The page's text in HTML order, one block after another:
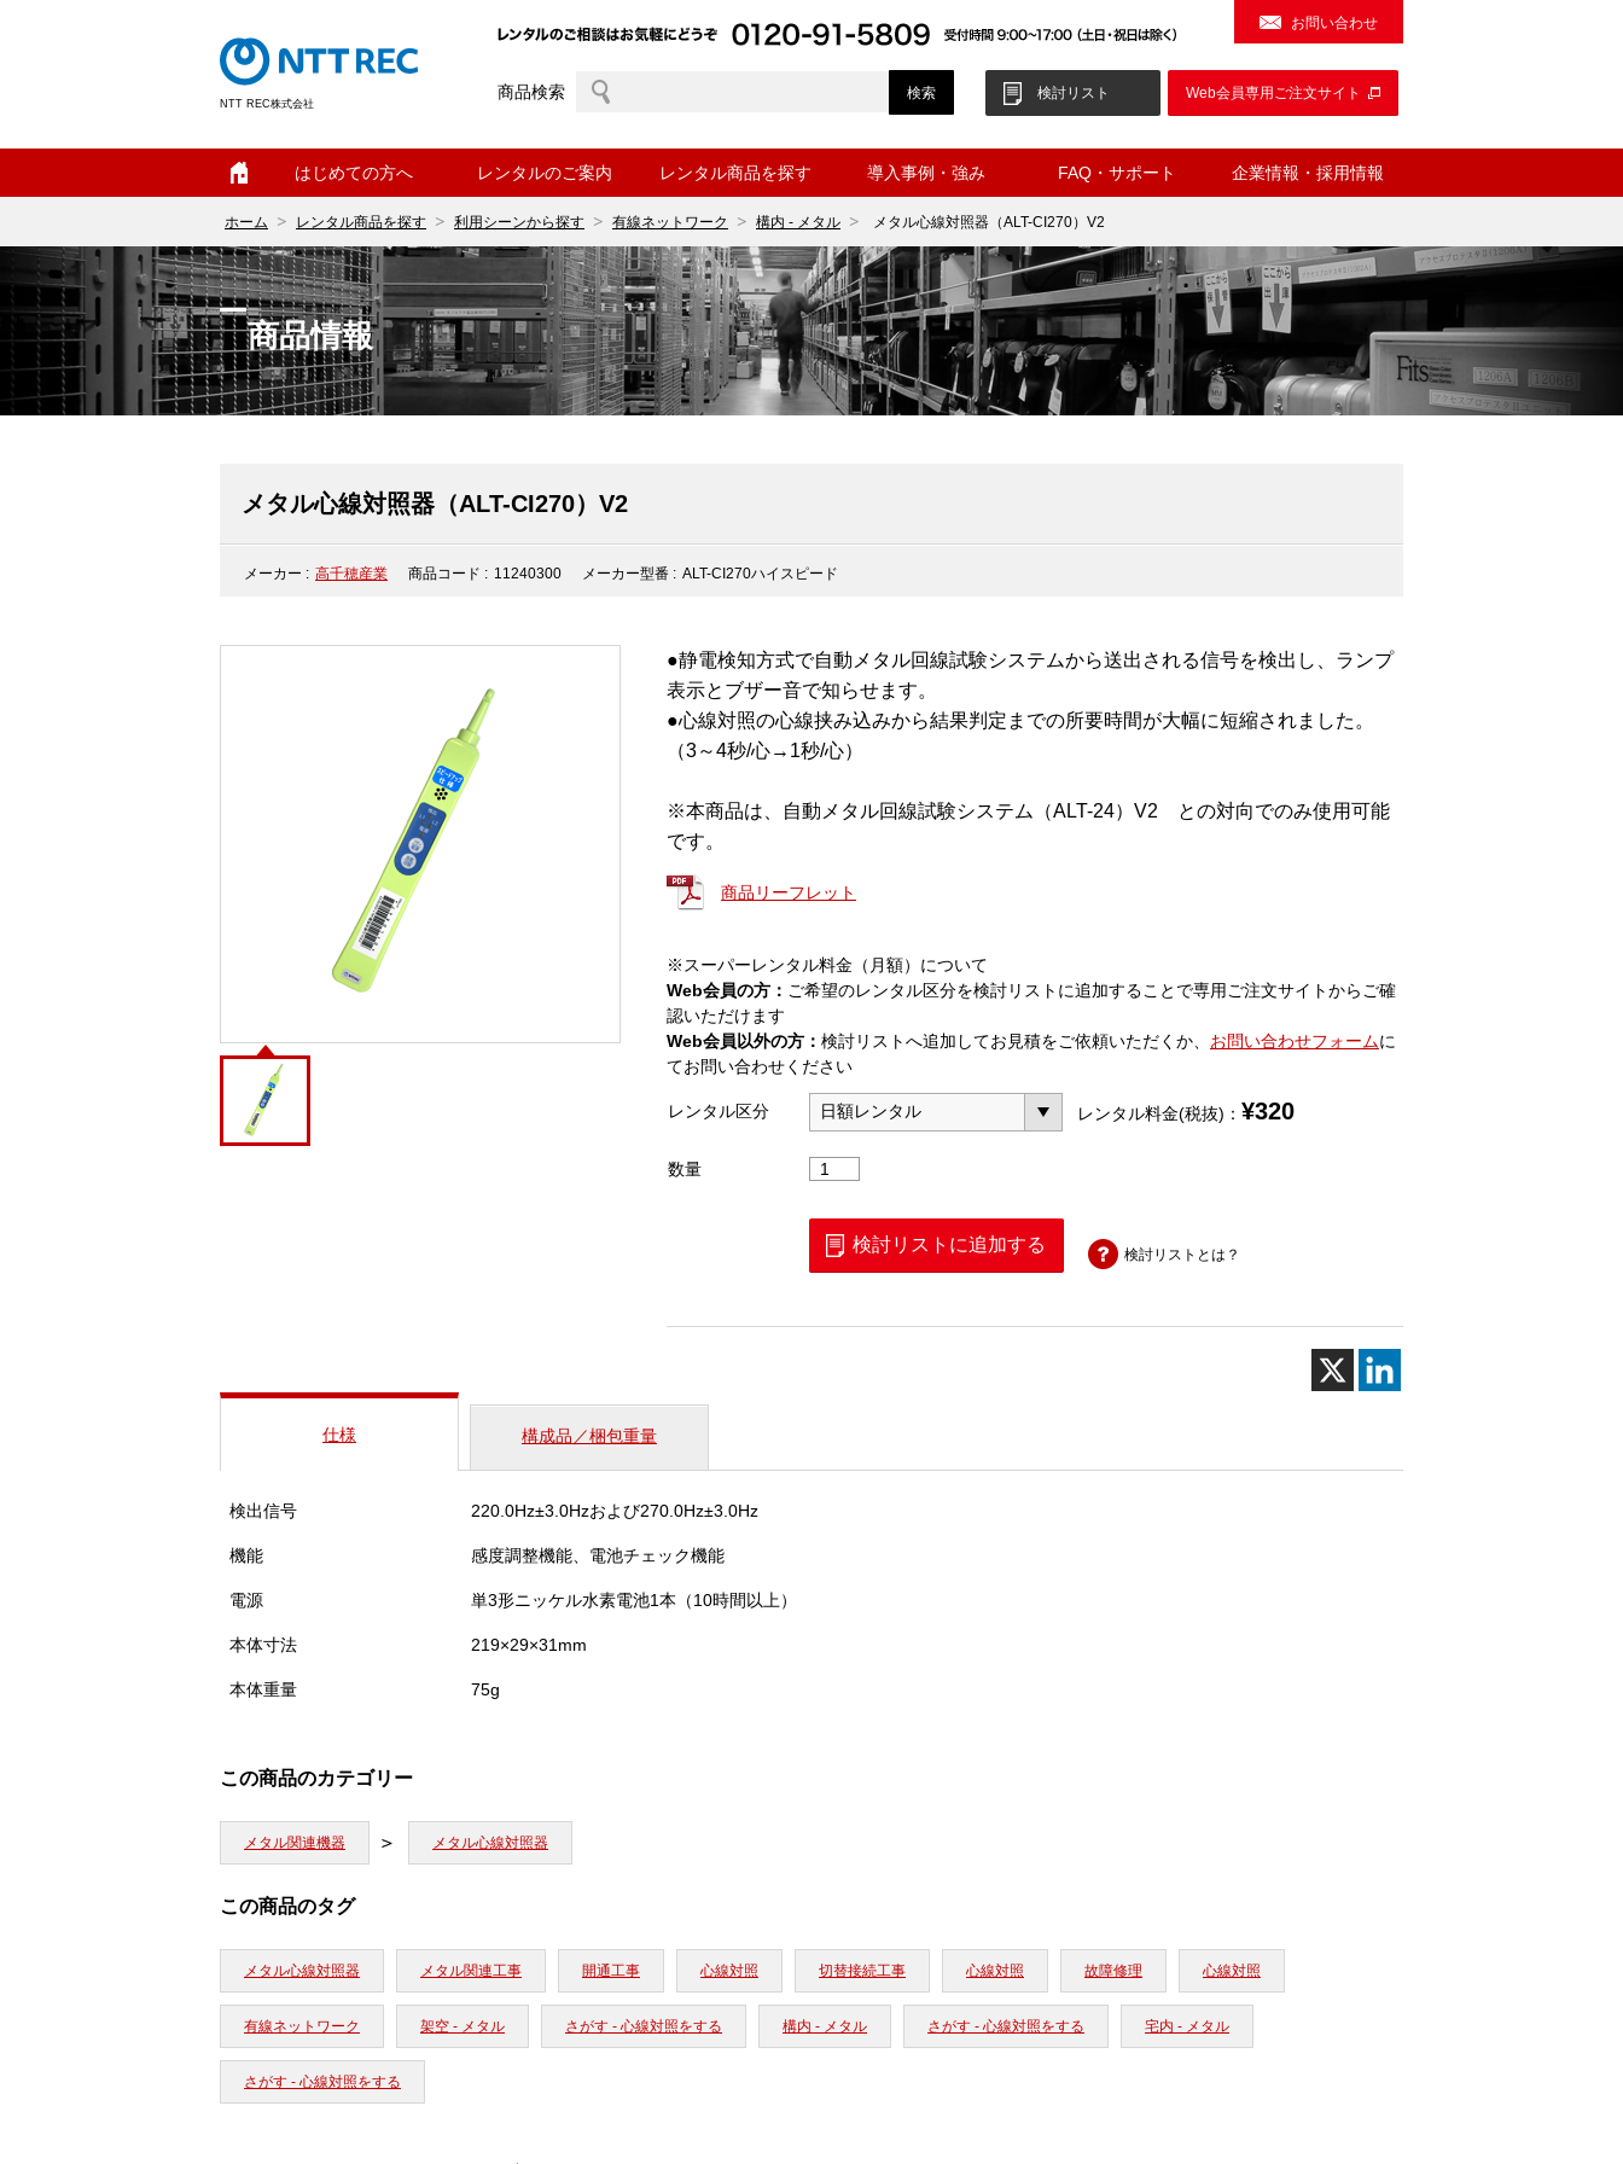
NTT REC株式会社
お問い合わせ
商品検索 検討リスト Web会員専用ご注文サイト
はじめての方へ レンタルのご案内 レンタル商品を探す 導入事例・強み FAQ・サポート 企業情報・採用情報
ホーム レンタル商品を探す 利用シーンから探す 有線ネットワーク 構内 - メタル メタル心線対照器（ALT-CI270）V2
商品情報
メタル心線対照器（ALT-CI270）V2
メーカー : 高千穂産業 商品コード : 11240300 メーカー型番 : ALT-CI270ハイスピード
●静電検知方式で自動メタル回線試験システムから送出される信号を検出し、ランプ
表示とブザー音で知らせます。
●心線対照の心線挟み込みから結果判定までの所要時間が大幅に短縮されました。
（3～4秒/心→1秒/心）
※本商品は、自動メタル回線試験システム（ALT-24）V2 との対向でのみ使用可能
です。
商品リーフレット
※スーパーレンタル料金（月額）について
Web会員の方： ご希望のレンタル区分を検討リストに追加することで専用ご注文サイトからご確
認いただけます
Web会員以外の方： 検討リストへ追加してお見積をご依頼いただくか、 お問い合わせフォームに
てお問い合わせください
レンタル区分 レンタル料金(税抜)： ¥320
数量
メ
ル
線
検討リストに追加する 検討リストとは？
仕様 構成品／梱包重量
検出信号 220.0Hz±3.0Hzおよび270.0Hz±3.0Hz
機能 感度調整機能、電池チェック機能
電源 単3形ニッケル水素電池1本（10時間以上）
本体寸法 219×29×31mm
本体重量 75g
この商品のカテゴリー
メタル関連機器 メタル心線対照器
この商品のタグ
メタル心線対照器 メタル関連工事 開通工事 心線対照 切替接続工事 心線対照 故障修理 心線対照
有線ネットワーク 架空 - メタル さがす - 心線対照をする 構内 - メタル さがす - 心線対照をする 宅内 - メタル
さがす - 心線対照をする